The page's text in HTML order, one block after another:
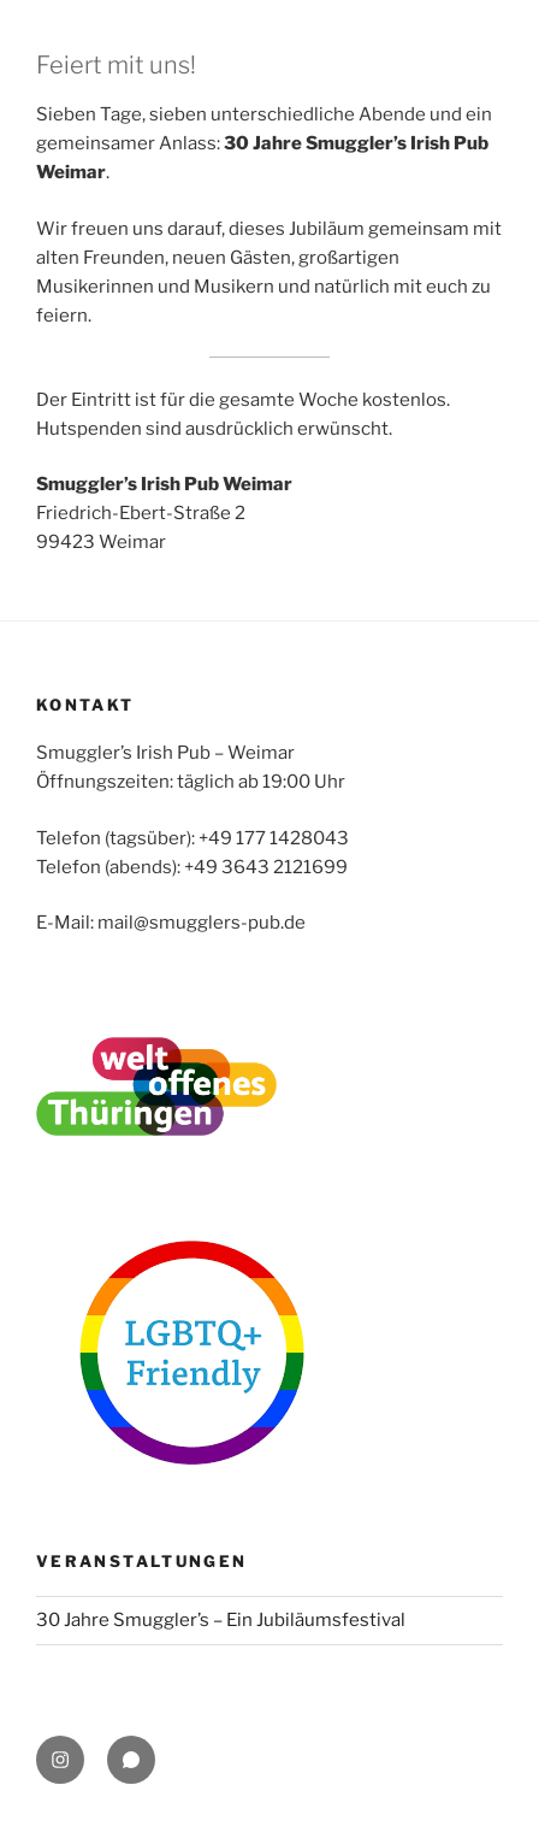
Feiert mit uns!
Sieben Tage, sieben unterschiedliche Abende und ein
gemeinsamer Anlass:30 Jahre Smuggler’s Irish Pub
Weimar.
Wir freuen uns darauf, dieses Jubiläum gemeinsam mit
alten Freunden, neuen Gästen, großartigen
Musikerinnen und Musikern und natürlich mit euch zu
feiern.
Der Eintritt ist für die gesamte Woche kostenlos.
Hutspenden sind ausdrücklich erwünscht.
Smuggler’s Irish Pub Weimar
Friedrich-Ebert-Straße 2
99423 Weimar
KONTAKT
Smuggler’s Irish Pub – Weimar
Öffnungszeiten: täglich ab 19:00 Uhr
Telefon (tagsüber): +49 177 1428043
Telefon (abends): +49 3643 2121699
E-Mail: mail@smugglers-pub.de
VERANSTALTUNGEN
30 Jahre Smuggler’s – Ein Jubiläumsfestival
Smuggler’s
Irish
What’sApp
Chat